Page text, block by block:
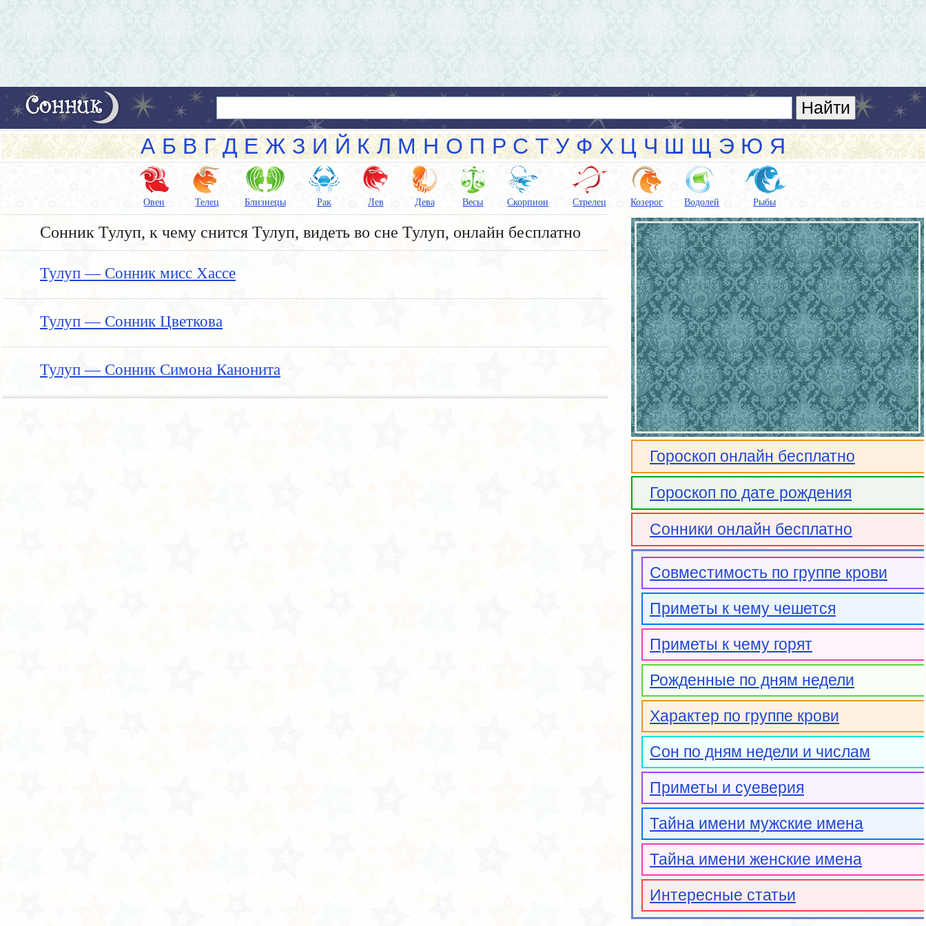
А Б В Г Д Е Ж З И Й К Л М Н О П Р С Т У Ф Х Ц Ч Ш Щ Э Ю Я
Овен Телец Близнецы Рак Лев Дева Весы Скорпион Стрелец Козерог Водолей Рыбы
Сонник Тулуп, к чему снится Тулуп, видеть во сне Тулуп, онлайн бесплатно
Тулуп — Сонник мисс Хассе
Тулуп — Сонник Цветкова
Тулуп — Сонник Симона Канонита
Гороскоп онлайн бесплатно
Гороскоп по дате рождения
Сонники онлайн бесплатно
Совместимость по группе крови
Приметы к чему чешется
Приметы к чему горят
Рожденные по дням недели
Характер по группе крови
Сон по дням недели и числам
Приметы и суеверия
Тайна имени мужские имена
Тайна имени женские имена
Интересные статьи